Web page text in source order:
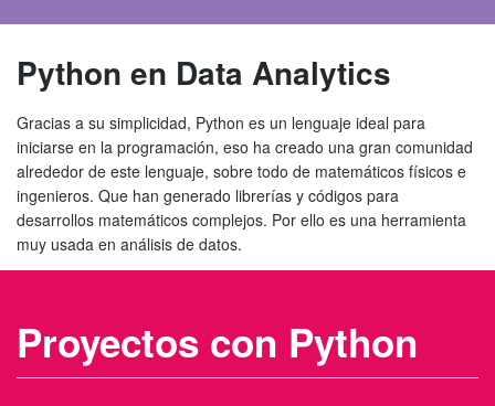
Python en Data Analytics
Gracias a su simplicidad, Python es un lenguaje ideal para
iniciarse en la programación, eso ha creado una gran comunidad
alrededor de este lenguaje, sobre todo de matemáticos físicos e
ingenieros. Que han generado librerías y códigos para
desarrollos matemáticos complejos. Por ello es una herramienta
muy usada en análisis de datos.
Proyectos con Python